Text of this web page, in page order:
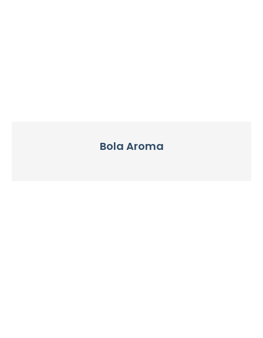
Bola Aroma